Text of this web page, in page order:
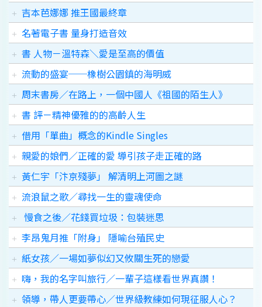
吉本芭娜娜 推王國最終章
名著電子書 量身打造音效
書 人物－溫特森＼愛是至高的價值
流動的盛宴──橡樹公園鎮的海明威
周末書房／在路上，一個中國人《祖國的陌生人》
書 評－精神優雅的的高齡人生
借用「單曲」概念的Kindle Singles
親愛的娘們／正確的愛 導引孩子走正確的路
黃仁宇「汴京殘夢」 解清明上河圖之謎
流浪鼠之歌／尋找一生的靈魂使命
慢食之後／花錢買垃圾：包裝迷思
李昂鬼月推「附身」 隱喻台殖民史
紙女孩／一場如夢似幻又攸關生死的戀愛
嗨，我的名字叫旅行／一輩子這樣看世界真讚！
領導，帶人更要帶心／世界級教練如何現征服人心？